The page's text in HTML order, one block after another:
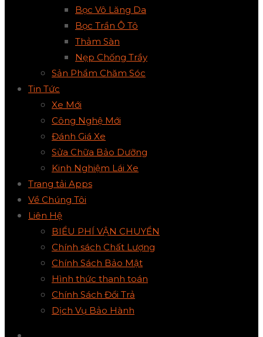
Bọc Vô Lăng Da
Bọc Trần Ô Tô
Thảm Sàn
Nẹp Chống Trầy
Sản Phẩm Chăm Sóc
Tin Tức
Xe Mới
Công Nghệ Mới
Đánh Giá Xe
Sửa Chữa Bảo Dưỡng
Kinh Nghiệm Lái Xe
Trang tải Apps
Về Chúng Tôi
Liên Hệ
BIỂU PHÍ VẬN CHUYỂN
Chính sách Chất Lượng
Chính Sách Bảo Mật
Hình thức thanh toán
Chính Sách Đổi Trả
Dịch Vụ Bảo Hành